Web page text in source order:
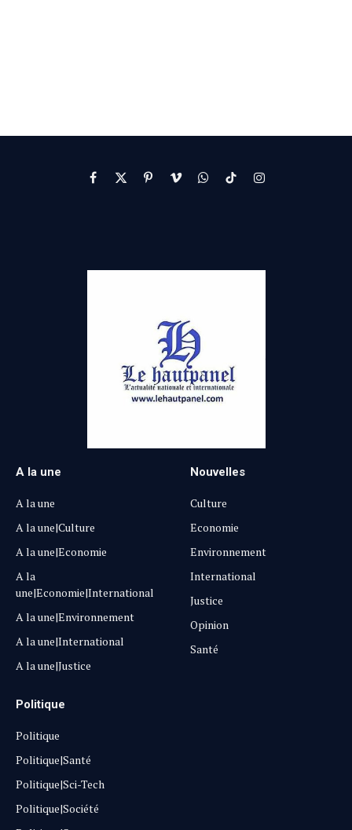
Facebook
X
PinterestVimeoWhatsApp
TikTokInstagram
A la une
A la une
A la une|Culture
A la une|Economie
A la
une|Economie|International
A la une|Environnement
A la une|International
A la une|Justice
Nouvelles
Culture
Economie
Environnement
International
Justice
Opinion
Santé
Politique
Politique
Politique|Santé
Politique|Sci-Tech
Politique|Société